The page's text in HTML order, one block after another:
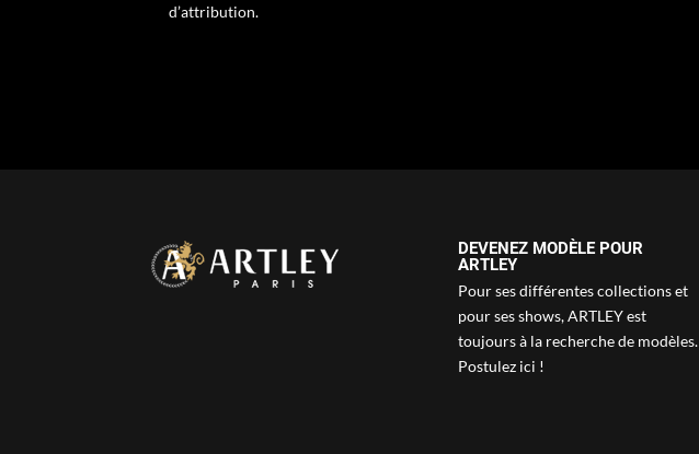
d’attribution.
DEVENEZ MODÈLE POUR
ARTLEY
Pour ses différentes collections et
pour ses shows, ARTLEY est
toujours à la recherche de modèles.
Postulez ici !